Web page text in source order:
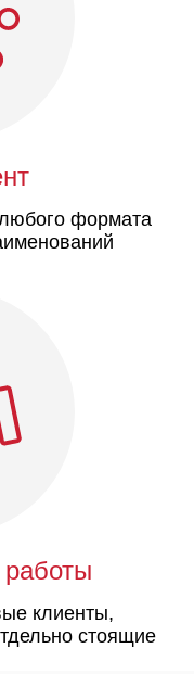
формата
работы
клиенты,
стоящие